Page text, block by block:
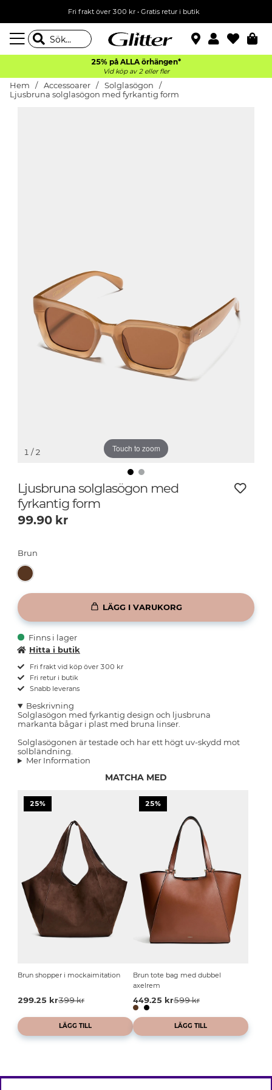
Fri frakt över 300 kr• Gratis retur i butik
25% på ALLA örhängen*
Vid köp av 2 eller fler
Hem Accessoarer
Solglasögon
Ljusbruna solglasögon med fyrkantig form
Touch to zoom
1 / 2
Ljusbruna solglasögon med
fyrkantig form
99.90 kr
Brun
LÄGG I VARUKORG
Finns i lager
Hitta i butik
Fri frakt vid köp över 300 kr
Fri retur i butik
Snabb leverans
Beskrivning
Solglasögon med fyrkantig design och ljusbruna
markanta bågar i plast med bruna linser.
Solglasögonen är testade och har ett högt uv-skydd mot
solbländning.
Mer Information
MATCHA MED
25%
Brun shopper i mockaimitation
299.25 kr399 kr
LÄGG TILL
25%
Brun tote bag med dubbel
axelrem
449.25 kr599 kr
LÄGG TILL